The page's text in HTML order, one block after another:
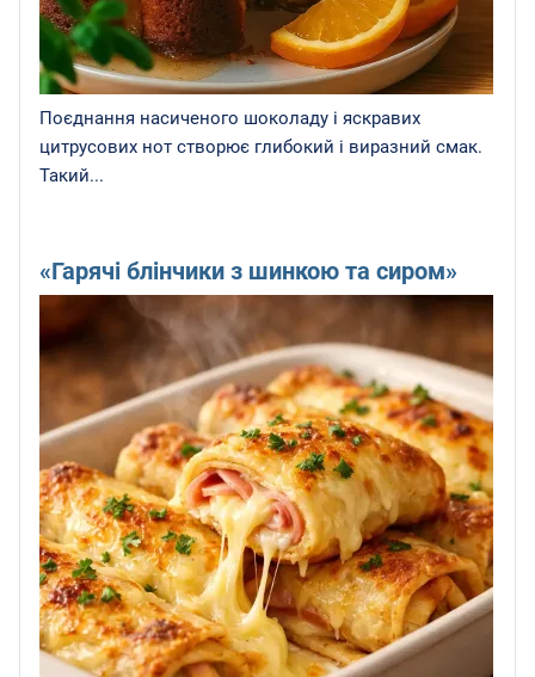
Поєднання насиченого шоколаду і яскравих
цитрусових нот створює глибокий і виразний смак.
Такий...
«Гарячі блінчики з шинкою та сиром»